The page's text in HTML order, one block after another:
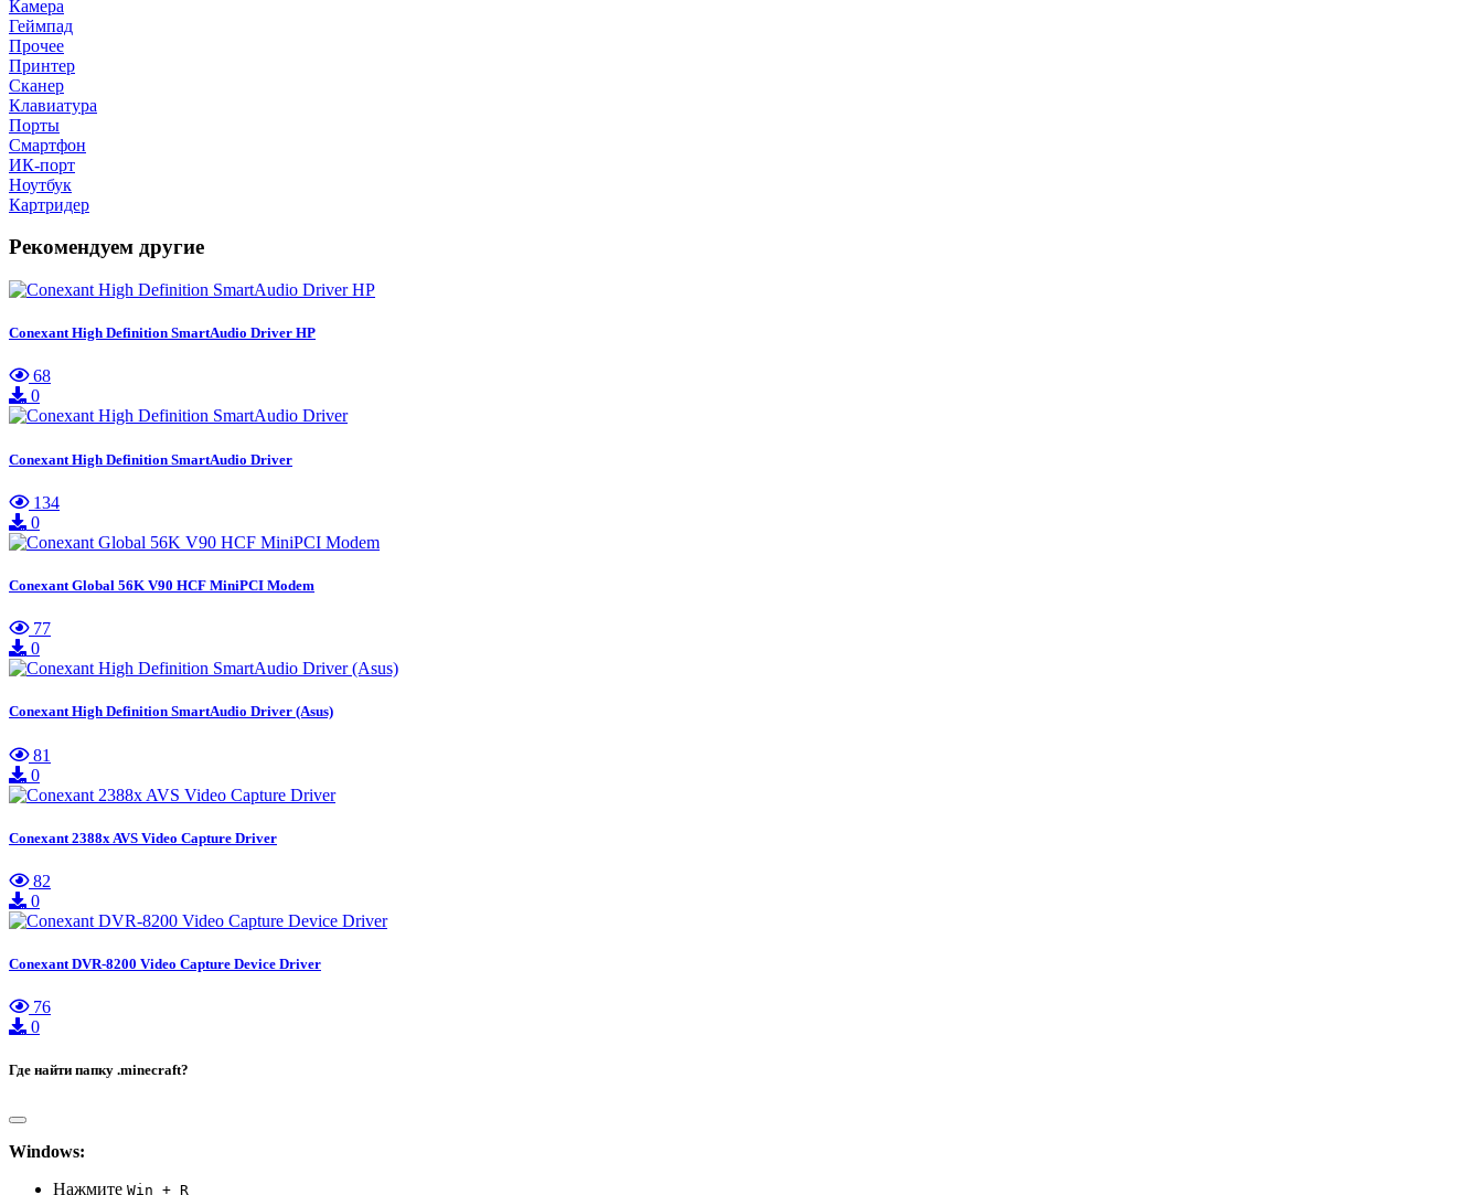
Камера
Геймпад
Прочее
Принтер
Сканер
Клавиатура
Порты
Смартфон
ИК-порт
Ноутбук
Картридер
Рекомендуем другие
Conexant High Definition SmartAudio Driver HP
68
0
Conexant High Definition SmartAudio Driver
134
0
Conexant Global 56K V90 HCF MiniPCI Modem
77
0
Conexant High Definition SmartAudio Driver (Asus)
81
0
Conexant 2388x AVS Video Capture Driver
82
0
Conexant DVR-8200 Video Capture Device Driver
76
0
Где найти папку .minecraft?
Windows:
Нажмите Win + R